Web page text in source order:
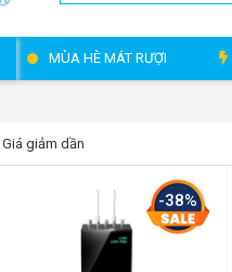
MÙA HÈ MÁT RƯỢI
Giá giảm dần
-38%